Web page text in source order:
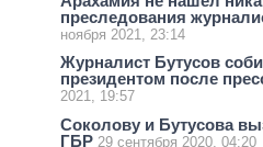
преследования
ноября 2021, 23:14
Журналист Бутусов
президентом после
2021, 19:57
Соколову и Бутусова
ГБР 29 сентября 2020, 04:20